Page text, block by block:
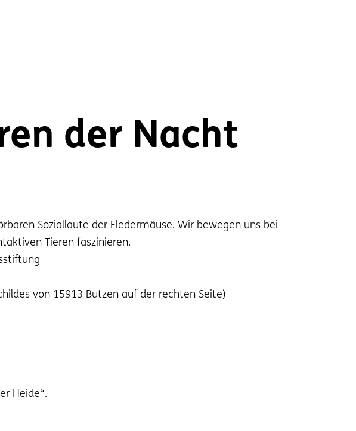
der Nacht
Soziallaute der Fledermäuse. Wir bewegen uns bei
Tieren faszinieren.
von 15913 Butzen auf der rechten Seite)
Heide“.